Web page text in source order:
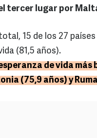
tercer lugar por
15 de los 27
(81,5 años).
de vida
(75,9 años) y